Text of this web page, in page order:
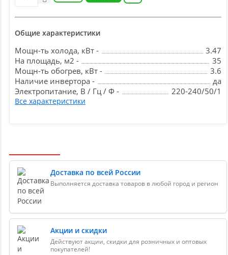
Общие характеристики
Мощн-ть холода, кВт -
3.47
На площадь, м2 -
35
Мощн-ть обогрев, кВт -
3.6
Наличие инвертора -
да
Электропитание, В / Гц / Ф -
220-240/50/1
Все характеристики
Доставка по всей России
Выполняется доставка товаров в любой город и регион
Акции и скидки
Действуют акции, скидки для розничных и оптовых
покупателей!